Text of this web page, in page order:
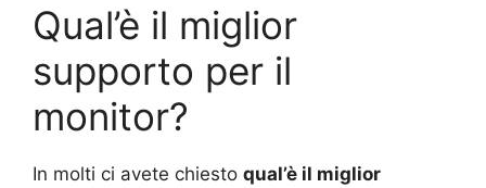
Qual’è il miglior
supporto per il
monitor?
In molti ci avete chiesto qual’è il miglior